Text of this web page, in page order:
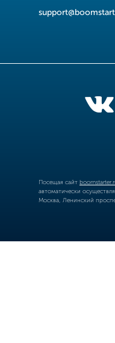
Посещая сайт
автоматически
Москва, Ленинский